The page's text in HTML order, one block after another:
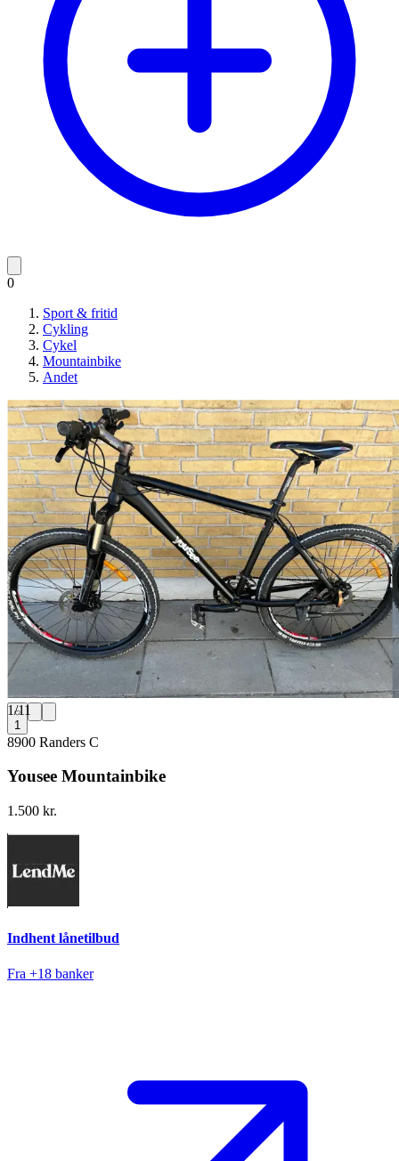
0
Sport & fritid
Cykling
Cykel
Mountainbike
Andet
1/11
1
8900 Randers C
Yousee Mountainbike
1.500 kr.
Indhent lånetilbud
Fra +18 banker